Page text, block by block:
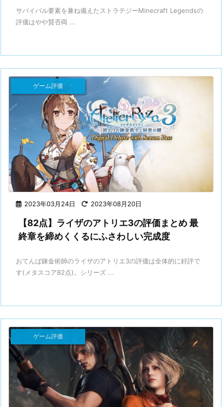
サバイバル要素を兼ね備えたストラテジーMinecraft Legendsの
評価はやや賛否両 ...
2023年03月24日 2023年08月20日
ゲーム評価
【82点】ライザのアトリエ3の評価まとめ 最
終章を締めくくるにふさわしい完成度
おてんば錬金術師のライザのアトリエ3の評価は全体的に好評で
す(メタスコア82点)。シリーズ ...
ゲーム評価